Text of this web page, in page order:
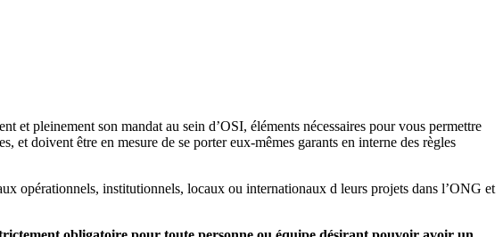
pleinement son mandat au sein d’OSI, éléments nécessaires pour vous permettre
et doivent être en mesure de se porter eux-mêmes garants en interne des règles
opérationnels, institutionnels, locaux ou internationaux d leurs projets dans l’ONG et